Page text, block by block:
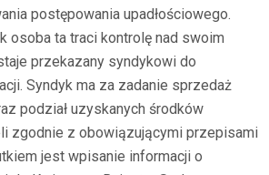
postępowania upadłościowego.
osoba ta traci kontrolę nad swoim
przekazany syndykowi do
Syndyk ma za zadanie sprzedaż
podział uzyskanych środków
zgodnie z obowiązującymi przepisami
jest wpisanie informacji o